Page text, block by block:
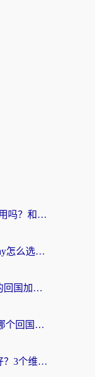
海外党必看：快帆TV版VPN好用吗？和快游VPN对比哪个回国效果更好？附实用避坑指南
海外党无忧指南：国内节点v2ray怎么选？一键回国VPN+多场景实测帮你避坑
海外党必看：如何选到最好用的回国加速器？从节点到售后的全维度指南
ChickCN VPN和洞见VPN对比哪个回国效果更好？海外党亲测3款加速器+避坑指南
海外党必看：斧牛和嘀嗒哪个好？3个维度教你选对回国加速器